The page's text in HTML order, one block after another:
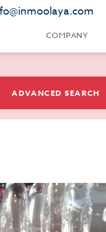
COMPANY
ADVANCED SEARCH